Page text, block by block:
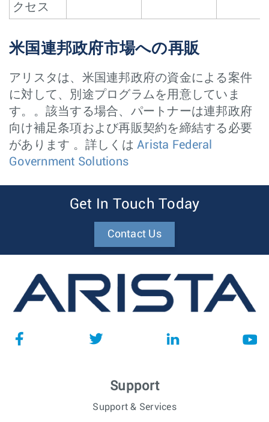
クセス
米国連邦政府市場への再販
アリスタは、米国連邦政府の資金による案件
に対して、別途プログラムを用意していま
す。。該当する場合、パートナーは連邦政府
向け補足条項および再販契約を締結する必要
があります 。詳しくは Arista Federal
Government Solutions
Get In Touch Today
Contact Us
Support
Support & Services